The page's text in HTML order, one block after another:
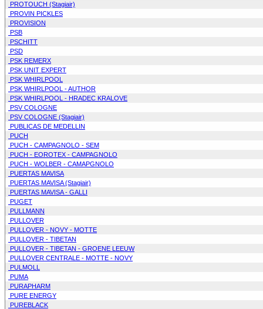
PROTOUCH (Stagiair)
PROVIN PICKLES
PROVISION
PSB
PSCHITT
PSD
PSK REMERX
PSK UNIT EXPERT
PSK WHIRLPOOL
PSK WHIRLPOOL - AUTHOR
PSK WHIRLPOOL - HRADEC KRALOVE
PSV COLOGNE
PSV COLOGNE (Stagiair)
PUBLICAS DE MEDELLIN
PUCH
PUCH - CAMPAGNOLO - SEM
PUCH - EOROTEX - CAMPAGNOLO
PUCH - WOLBER - CAMAPGNOLO
PUERTAS MAVISA
PUERTAS MAVISA (Stagiair)
PUERTAS MAVISA - GALLI
PUGET
PULLMANN
PULLOVER
PULLOVER - NOVY - MOTTE
PULLOVER - TIBETAN
PULLOVER - TIBETAN - GROENE LEEUW
PULLOVER CENTRALE - MOTTE - NOVY
PULMOLL
PUMA
PURAPHARM
PURE ENERGY
PUREBLACK